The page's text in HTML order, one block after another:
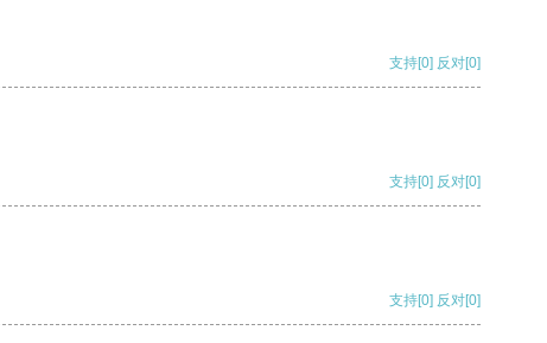
支持[0] 反对[0]
支持[0] 反对[0]
支持[0] 反对[0]